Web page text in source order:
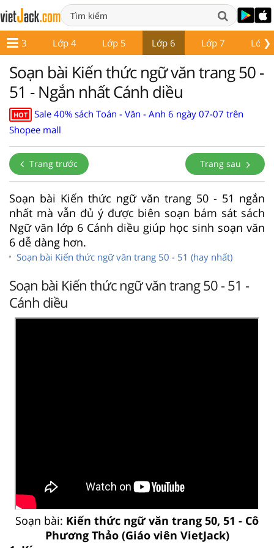
❯
Lớp 3 Lớp 4 Lớp 5 Lớp 6 Lớp 7 Lớp 8
Soạn bài Kiến thức ngữ văn trang 50 -
51 - Ngắn nhất Cánh diều
HOT
Sale 40% sách Toán - Văn - Anh 6 ngày 07-07 trên
Shopee mall
Trang trước Trang sau
Soạn bài Kiến thức ngữ văn trang 50 - 51 ngắn
nhất mà vẫn đủ ý được biên soạn bám sát sách
Ngữ văn lớp 6 Cánh diều giúp học sinh soạn văn
6 dễ dàng hơn.
Soạn bài Kiến thức ngữ văn trang 50 - 51 (hay nhất)
Soạn bài Kiến thức ngữ văn trang 50 - 51 -
Cánh diều
Soạn bài: Kiến thức ngữ văn trang 50, 51 - Cô
Phương Thảo (Giáo viên VietJack)